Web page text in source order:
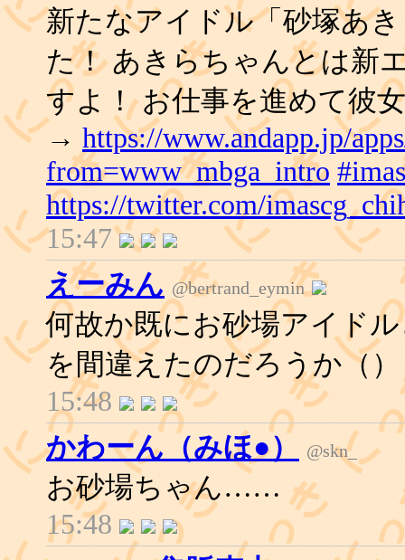
新たなアイドル「砂塚あ
た！ あきらちゃんとは新
すよ！ お仕事を進めて彼
→ https://www.andapp.jp/
from=www_mbga_intro
https://twitter.com/
15:47
えーみん @bertrand_eymin
何故か既にお砂場アイド
を間違えたのだろうか（）
15:48
かわーん（みほ●）
@skn_
お砂場ちゃん……
15:48